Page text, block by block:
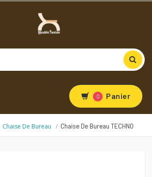
0 Panier
Chaise De Bureau Chaise De Bureau TECHNO